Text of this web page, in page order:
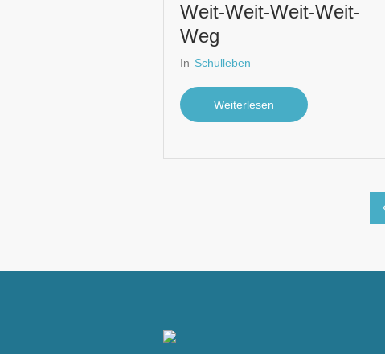
Weit-Weit-Weit-Weit-
Weg
In Schulleben
Weiterlesen